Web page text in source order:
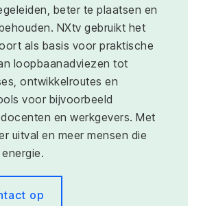
beter te plaatsen en
NXtv gebruikt het
als basis voor praktische
loopbaanadviezen tot
ontwikkelroutes en
voor bijvoorbeeld
en werkgevers. Met
uitval en meer mensen die
op